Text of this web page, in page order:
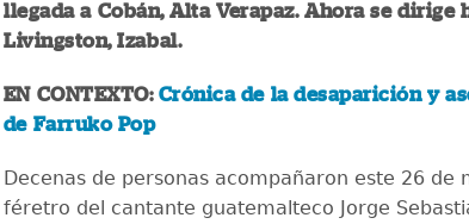
llegada a Cobán, Alta Verapaz. Ahora se dirige
Livingston, Izabal.
EN CONTEXTO: Crónica de la desaparición y
de Farruko Pop
Decenas de personas acompañaron este 26 de
féretro del cantante guatemalteco Jorge